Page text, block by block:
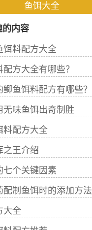
鱼饵大全
的内容
饵料配方大全
方大全有哪些？
鱼饵料配方有哪些？
无味鱼饵出奇制胜
料配方大全
之王介绍
七个关键因素
配制鱼饵时的添加方法
大全